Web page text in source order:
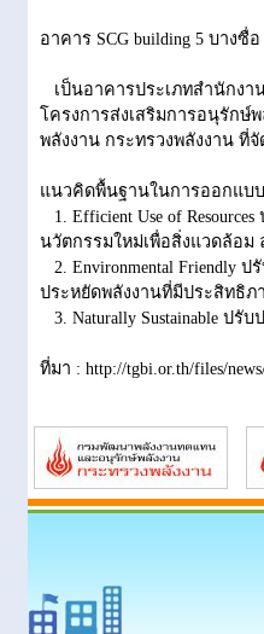
อาคาร SCG building 5 บางซื่
เป็นอาคารประเภทสำนักง
โครงการส่งเสริมการอนุรัก
พลังงาน กระทรวงพลังงาน ที่
แนวคิดพื้นฐานในการออกแบบ
1. Efficient Use of
นวัตกรรมใหม่เพื่อสิ่งแวดล้อ
2. Environmental Friendly
ประหยัดพลังงานที่มีประสิทธิภ
3. Naturally Sustainable ป
ที่มา : http://tgbi.or.th/files/